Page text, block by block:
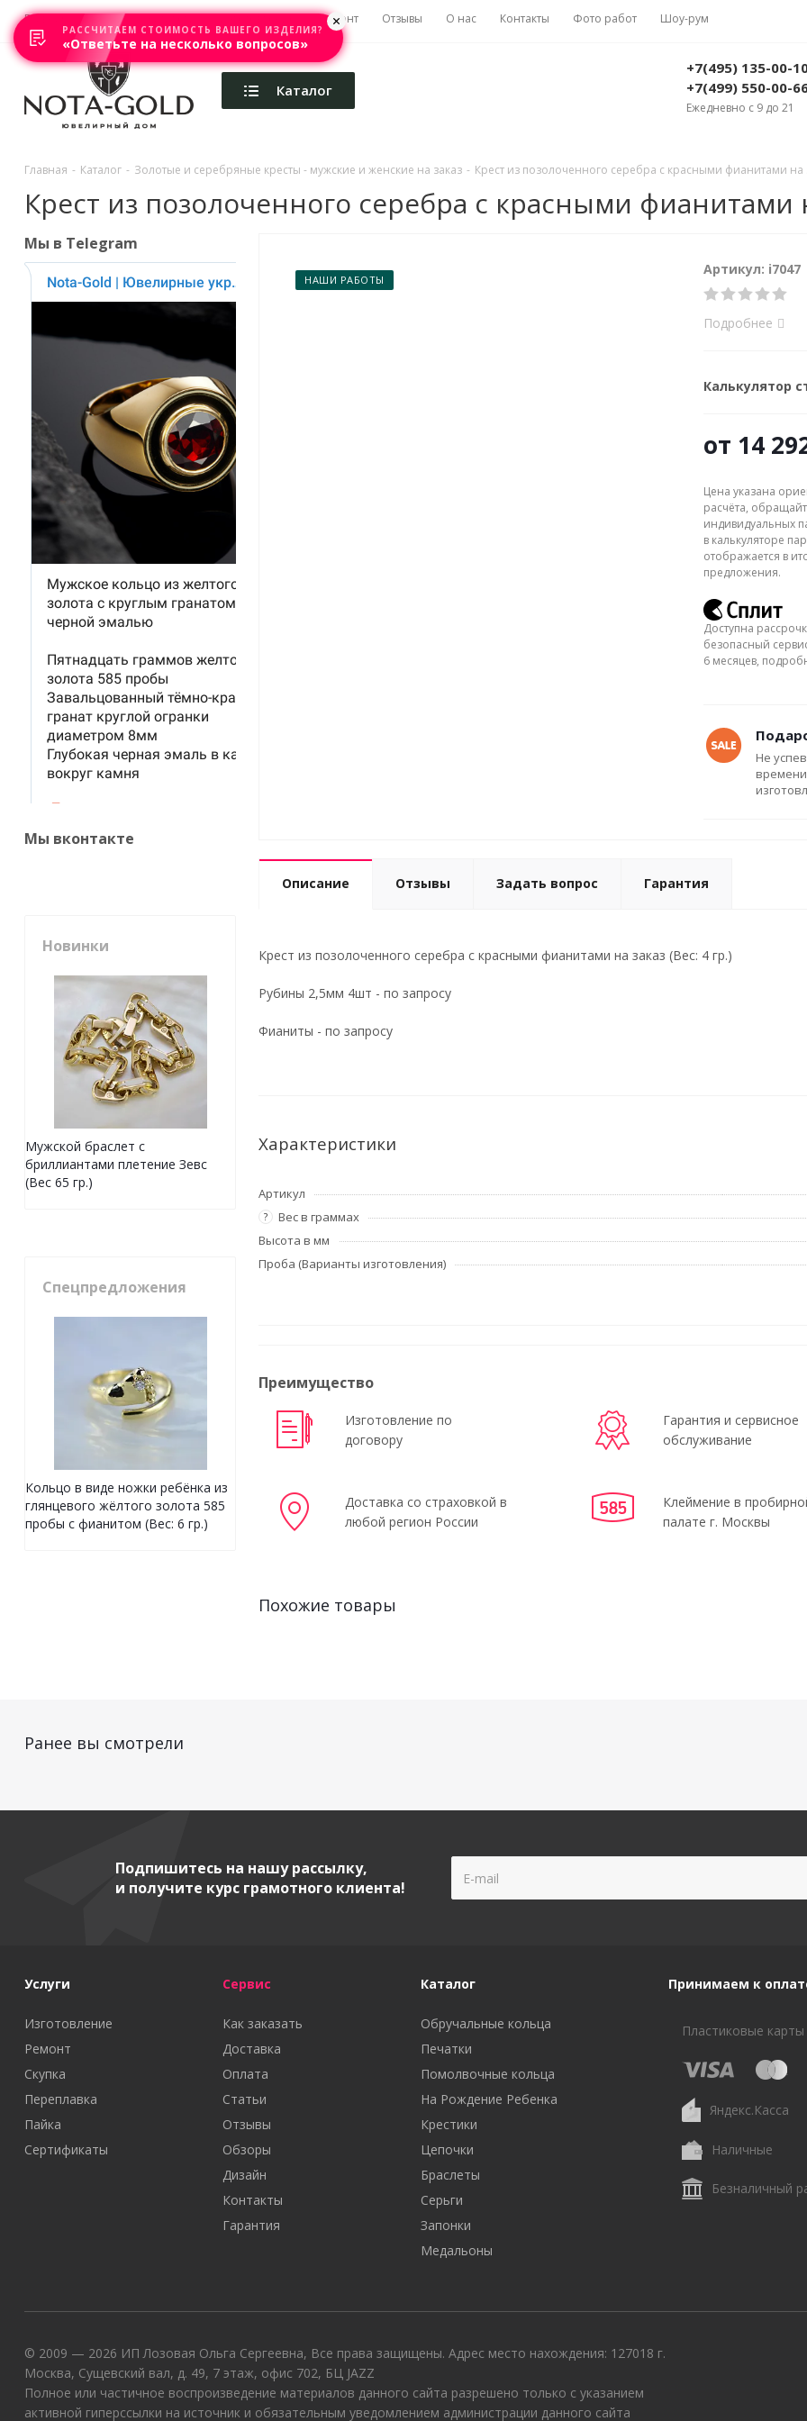
Главная Акции Каталоги Изготовление Ремонт Отзывы О нас Контакты Фото работ Шоу-рум
Каталог
+7(495) 135-00-
+7(499) 550-00-
Ежедневно с 9 до 21
Главная - Каталог - Золотые и серебряные кресты - мужские и женские на заказ - Крест из позолоченного серебра с красными фианитами на
Крест из позолоченного серебра с красными фианитами
НАШИ РАБОТЫ
Артикул: i7047
Подробнее
Калькулятор
от 14
Цена указана
расчёта,
индивидуальных
в калькуляторе
отображается в
предложения.
Доступна
безопасный
6 месяцев,
Не
Описание Отзывы Задать вопрос Гарантия
Крест из позолоченного серебра с красными фианитами на заказ (Вес: 4 гр.)
Рубины 2,5мм 4шт - по запросу
Фианиты - по запросу
Характеристики
Артикул
? Вес в граммах
Высота в мм
Проба (Варианты изготовления)
Преимущество
Изготовление по
договору
Гарантия и сервисное
обслуживание
Доставка со страховкой в
любой регион России
Клеймение в
палате г. Москвы
Похожие товары
Мы в Telegram
Мы вконтакте
Новинки
Мужской браслет с
бриллиантами плетение Зевс
(Вес 65 гр.)
Спецпредложения
Кольцо в виде ножки ребёнка из
глянцевого жёлтого золота 585
пробы с фианитом (Вес: 6 гр.)
Ранее вы смотрели
Подпишитесь на нашу рассылку,
и получите курс грамотного клиента!
Услуги
Изготовление
Ремонт
Скупка
Переплавка
Пайка
Сертификаты
Сервис
Как заказать
Доставка
Оплата
Статьи
Отзывы
Обзоры
Дизайн
Контакты
Гарантия
Каталог
Обручальные кольца
Печатки
Помолвочные кольца
На Рождение Ребенка
Крестики
Цепочки
Браслеты
Серьги
Запонки
Медальоны
Принимаем к
Пластиковые карты
Яндекс.Касса
Наличные
Безналичный
© 2009 — 2026 ИП Лозовая Ольга Сергеевна, Все права защищены. Адрес место нахождения: 127018 г.
Москва, Сущевский вал, д. 49, 7 этаж, офис 702, БЦ JAZZ
Полное или частичное воспроизведение материалов данного сайта разрешено только с указанием
активной гиперссылки на источник и обязательным уведомлением администрации данного сайта
РАССЧИТАЕМ СТОИМОСТЬ ВАШЕГО ИЗДЕЛИЯ?
«Ответьте на несколько вопросов»